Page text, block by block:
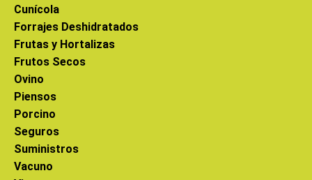
Cunícola
Forrajes Deshidratados
Frutas y Hortalizas
Frutos Secos
Ovino
Piensos
Porcino
Seguros
Suministros
Vacuno